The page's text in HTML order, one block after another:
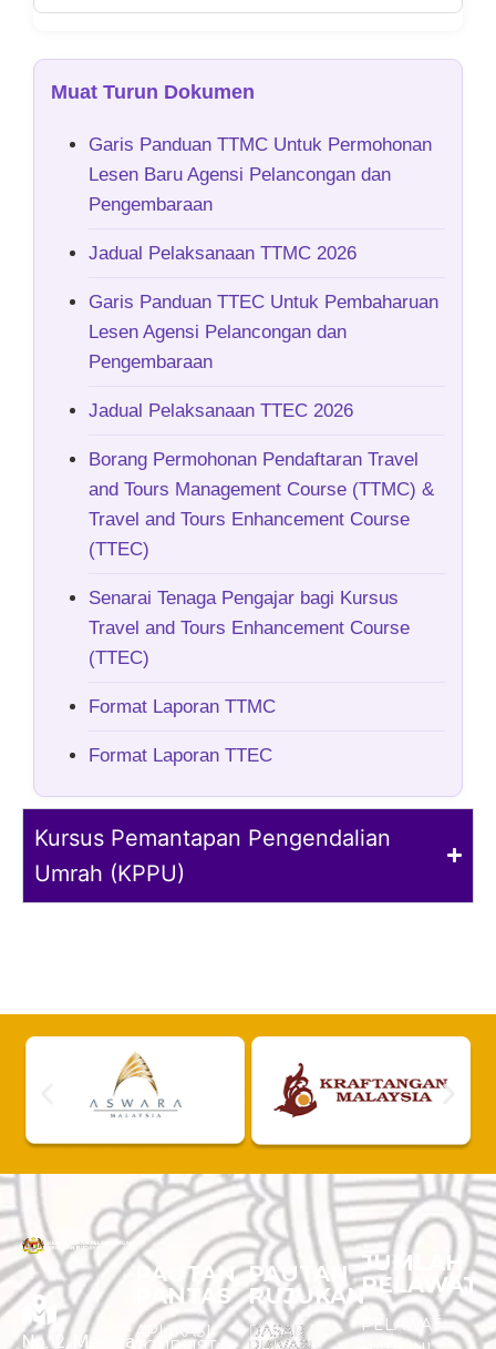
Muat Turun Dokumen
Garis Panduan TTMC Untuk Permohonan
Lesen Baru Agensi Pelancongan dan
Pengembaraan
Jadual Pelaksanaan TTMC 2026
Garis Panduan TTEC Untuk Pembaharuan
Lesen Agensi Pelancongan dan
Pengembaraan
Jadual Pelaksanaan TTEC 2026
Borang Permohonan Pendaftaran Travel
and Tours Management Course (TTMC) &
Travel and Tours Enhancement Course
(TTEC)
Senarai Tenaga Pengajar bagi Kursus
Travel and Tours Enhancement Course
(TTEC)
Format Laporan TTMC
Format Laporan TTEC
Kursus Pemantapan Pengendalian
Umrah (KPPU)
No. 2, Menara
PAUTAN
PANTAS
APLIKASI
PAUTAN
RUJUKAN
DASAR
JUMLAH
PELAWAT
PELAWAT